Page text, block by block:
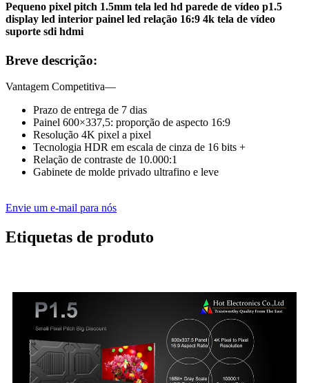
Pequeno pixel pitch 1.5mm tela led hd parede de vídeo p1.5
display led interior painel led relação 16:9 4k tela de vídeo
suporte sdi hdmi
Breve descrição:
Vantagem Competitiva—
Prazo de entrega de 7 dias
Painel 600×337,5: proporção de aspecto 16:9
Resolução 4K pixel a pixel
Tecnologia HDR em escala de cinza de 16 bits +
Relação de contraste de 10.000:1
Gabinete de molde privado ultrafino e leve
Envie um e-mail para nós
Etiquetas de produto